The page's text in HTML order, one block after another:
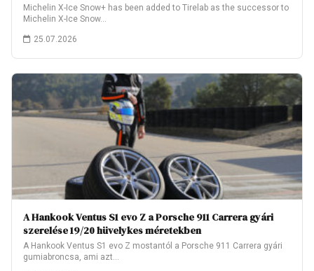
Michelin X-Ice Snow+ has been added to Tirelab as the successor to
Michelin X-Ice Snow…
25.07.2026
A Hankook Ventus S1 evo Z a Porsche 911 Carrera gyári
szerelése 19/20 hüvelykes méretekben
A Hankook Ventus S1 evo Z mostantól a Porsche 911 Carrera gyári
gumiabroncsa, ami azt…